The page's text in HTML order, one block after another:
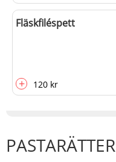
Fläskfiléspett
+ 120 kr
PASTARÄTTER